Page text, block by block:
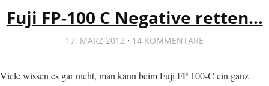
Fuji FP-100 C Negative retten…
17. MÄRZ 2012 · 14 KOMMENTARE
Viele wissen es gar nicht, man kann beim Fuji FP 100-C ein ganz